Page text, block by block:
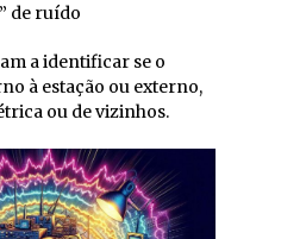
de ruído
a identificar se o
à estação ou externo,
ou de vizinhos.